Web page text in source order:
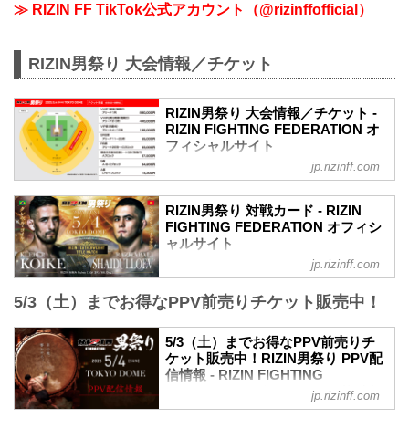
≫ RIZIN FF TikTok公式アカウント（@rizinffofficial）
RIZIN男祭り 大会情報／チケット
RIZIN男祭り 大会情報／チケット -
RIZIN FIGHTING FEDERATION オ
フィシャルサイト
いた本大会は、以下の通り名称を改めま
す。
旧：THE MATCH 2（ザ マッチツー）
新：RIZIN男祭り（ライジンおとこまつ
RIZIN男祭り 大会概要
開催日時
2025年5月4日（日）12:00開場（予定）
14:00開始（予定）
※開場・開始時間は予定です。決定次第
RIZIN FFオフィシャルサイトにてご案内
します。
jp.rizinff.com
RIZIN男祭り 対戦カード - RIZIN
FIGHTING FEDERATION オフィシ
ャルサイト
いた本大会は、以下の通り名称を改めま
旧：THE MATCH 2（ザ マッチツー）
↓
新：RIZIN男祭り（ライジンおとこまつ
フェザー級タイトルマッチ／クレベル・
jp.rizinff.com
5/3（土）までお得なPPV前売りチケット販売中！
5/3（土）までお得なPPV前売りチ
ケット販売中！RIZIN男祭り PPV配
信情報 - RIZIN FIGHTING
FEDERATION オフィシャルサイト
jp.rizinff.com